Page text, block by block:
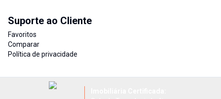
Suporte ao Cliente
Favoritos
Comparar
Política de privacidade